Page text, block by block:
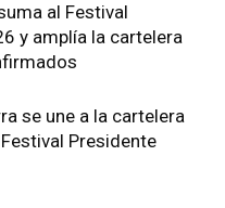
al Festival
y amplía la cartelera
se une a la cartelera
Presidente